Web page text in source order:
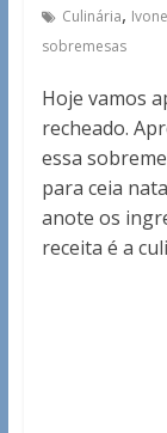
Culinária,
sobremesas
Hoje vamos
recheado.
essa
para ceia
anote os
receita é a